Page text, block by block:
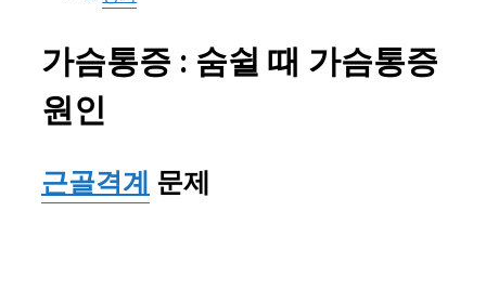
가슴통증 : 숨쉴 때 가슴통증
원인
근골격계문제